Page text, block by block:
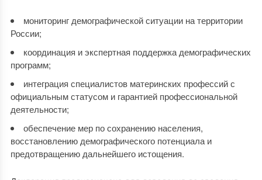
мониторинг демографической ситуации на территории
России;
координация и экспертная поддержка демографических
программ;
интеграция специалистов материнских профессий с
официальным статусом и гарантией профессиональной
деятельности;
обеспечение мер по сохранению населения,
восстановлению демографического потенциала и
предотвращению дальнейшего истощения.